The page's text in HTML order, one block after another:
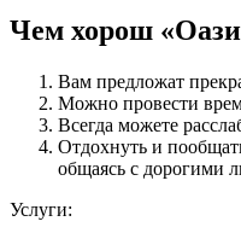
Чем хорош
Вам предложат
Можно провести
Всегда можете
Отдохнуть и
общаясь с дорогими
Услуги: